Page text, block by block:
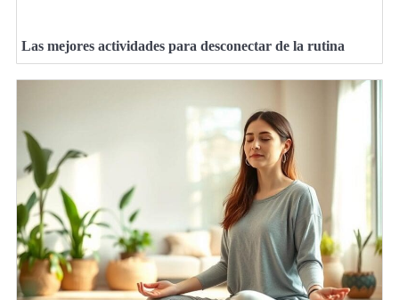
Las mejores actividades para desconectar de la rutina